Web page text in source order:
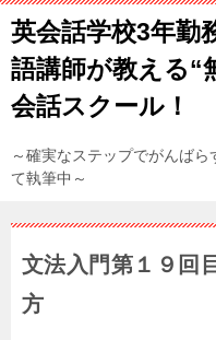
英会話学校3年勤
語講師が教える“
会話スクール！
～確実なステップでがんば
て執筆中～
文法入門第１９回
方